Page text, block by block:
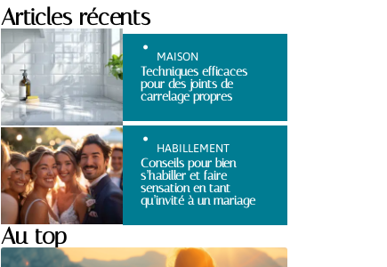
Articles récents
MAISON
Techniques efficaces
pour des joints de
carrelage propres
HABILLEMENT
Conseils pour bien
s’habiller et faire
sensation en tant
qu’invité à un mariage
Au top